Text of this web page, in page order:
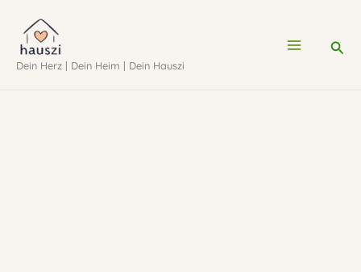
Inhalt
springen
Dein Herz | Dein Heim | Dein Hauszi